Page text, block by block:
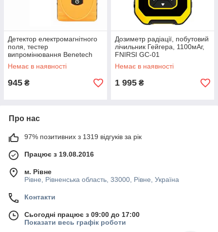
Детектор електромагнітного
поля, тестер
випромінювання Benetech
GM3120
Немає в наявності
945 ₴
Дозиметр радіації, побутовий
лічильник Гейгера, 1100мАг,
FNIRSI GC-01
Немає в наявності
1 995 ₴
Про нас
97% позитивних з 1319 відгуків за рік
Працює з 19.08.2016
м. Рівне
Рівне, Рівненська область, 33000, Рівне, Україна
Контакти
Сьогодні працює з 09:00 до 17:00
Показати весь графік роботи